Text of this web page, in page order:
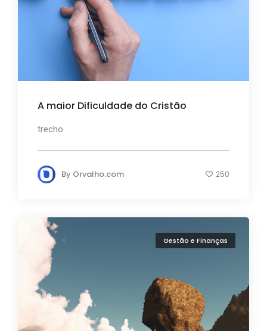
A maior Dificuldade do Cristão
trecho
By Orvalho.com 250
Gestão e Finanças